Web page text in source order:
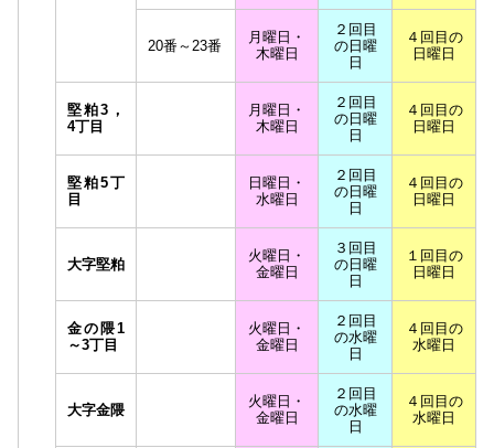
20番～23番
月曜日・
木曜日
２回目
の日曜
日
４回目の
日曜日
堅粕3，
4丁目
月曜日・
木曜日
２回目
の日曜
日
４回目の
日曜日
堅粕5丁
目
日曜日・
水曜日
２回目
の日曜
日
４回目の
日曜日
大字堅粕
火曜日・
金曜日
３回目
の日曜
日
１回目の
日曜日
金の隈1
～3丁目
火曜日・
金曜日
２回目
の水曜
日
４回目の
水曜日
大字金隈
火曜日・
金曜日
２回目
の水曜
日
４回目の
水曜日